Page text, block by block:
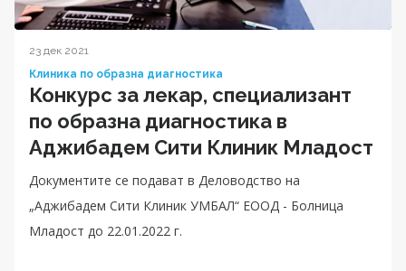
23 дек 2021
Клиника по образна диагностика
Конкурс за лекар, специализант
по образна диагностика в
Аджибадем Сити Клиник Младост
Документите се подават в Деловодство на
„Аджибадем Сити Клиник УМБАЛ“ ЕООД - Болница
Младост до 22.01.2022 г.